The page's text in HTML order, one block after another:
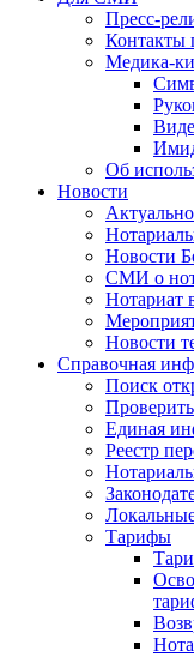
Пресс-
Контакты
Медика-
Об
Новости
Актуально
Новости
СМИ о
Нотариат
Новости
Справочная
Поиск
Единая
Реестр
Тарифы